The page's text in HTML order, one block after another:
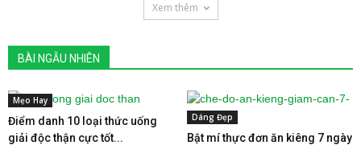
Xem thêm
BÀI NGẪU NHIÊN
Mẹo Hay
Điểm danh 10 loại thức uống
giải độc thận cực tốt...
Dáng Đẹp
Bật mí thực đơn ăn kiêng 7 ngày